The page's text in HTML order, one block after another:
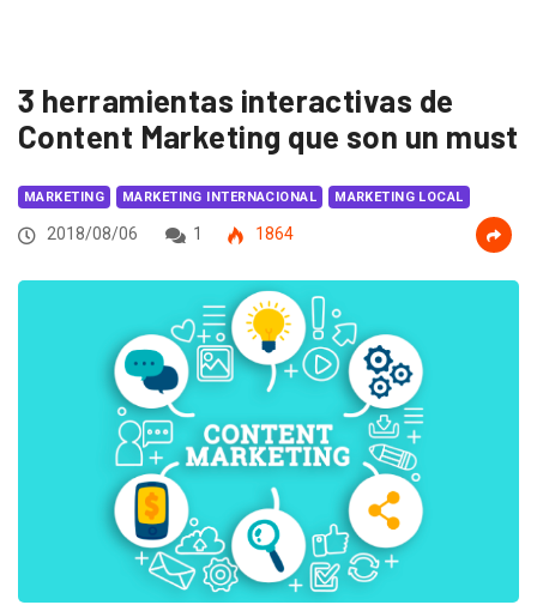
3 herramientas interactivas de
Content Marketing que son un must
MARKETING MARKETING INTERNACIONAL MARKETING LOCAL
2018/08/06 1 1864